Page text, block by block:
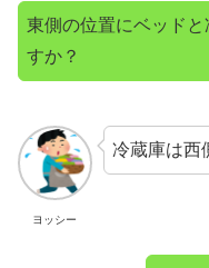
東側の位置にベッド
すか？
ヨッシー
冷蔵庫は西